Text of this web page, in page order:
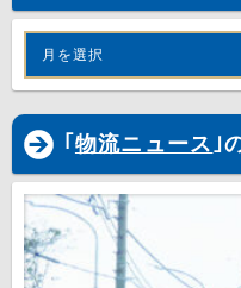
月を選択
｢ 物流ニュース｣